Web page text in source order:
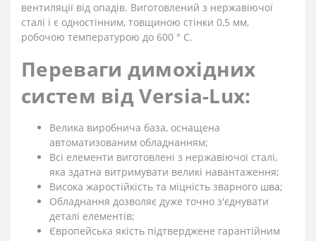
вентиляції від опадів. Виготовлений з нержавіючої
сталі і є одностінним, товщиною стінки 0,5 мм,
робочою температурою до 600 ° С.
Переваги димохідних
систем від Versia-Lux:
Велика виробнича база, оснащена
автоматизованим обладнанням;
Всі елементи виготовлені з нержавіючої сталі,
яка здатна витримувати великі навантаження;
Висока жаростійкість та міцність зварного шва;
Обладнання дозволяє дуже точно з'єднувати
деталі елементів;
Європейська якість підтверджене гарантійним